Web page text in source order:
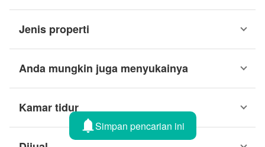
Jenis properti
Anda mungkin juga menyukainya
Kamar tidur
Simpan pencarian ini